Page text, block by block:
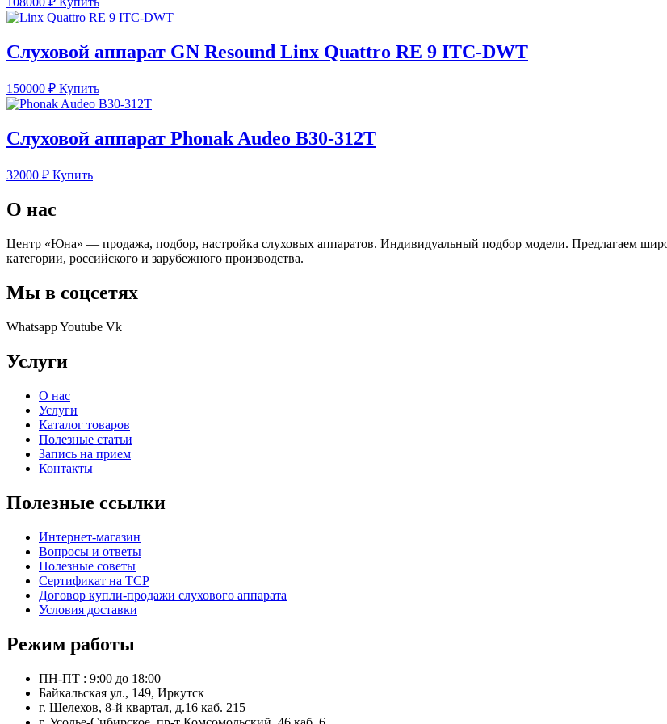
Слуховой аппарат GN Resound Linx Quattro RE 9 ITC-DWT
150000 ₽ Купить
Слуховой аппарат Phonak Audeo B30-312T
32000 ₽ Купить
О нас
Центр «Юна» — продажа, подбор, настройка слуховых аппаратов. Индивидуальный подбор модели. Предлагаем
категории, российского и зарубежного производства.
Мы в соцсетях
WhatsappYoutube Vk
Услуги
О нас
Услуги
Каталог товаров
Полезные статьи
Запись на прием
Контакты
Полезные ссылки
Интернет-магазин
Вопросы и ответы
Полезные советы
Сертификат на ТСР
Договор купли-продажи слухового аппарата
Условия доставки
Режим работы
ПН-ПТ : 9:00 до 18:00
Байкальская ул., 149, Иркутск
г. Шелехов, 8-й квартал, д.16 каб. 215